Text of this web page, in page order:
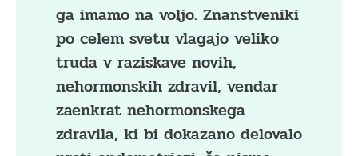
ga imamo na voljo. Znanstveniki
po celem svetu vlagajo veliko
truda v raziskave novih,
nehormonskih zdravil, vendar
zaenkrat nehormonskega
zdravila, ki bi dokazano delovalo